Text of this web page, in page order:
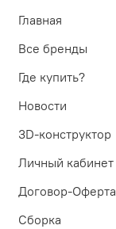
Главная
Все бренды
Где купить?
Новости
3D-конструктор
Личный кабинет
Договор-Оферта
Сборка